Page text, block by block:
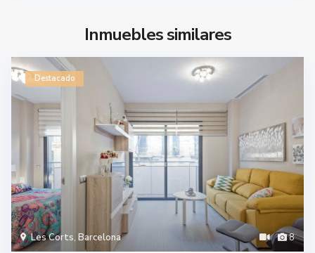
Inmuebles similares
8
Les Corts, Barcelona
Destacado